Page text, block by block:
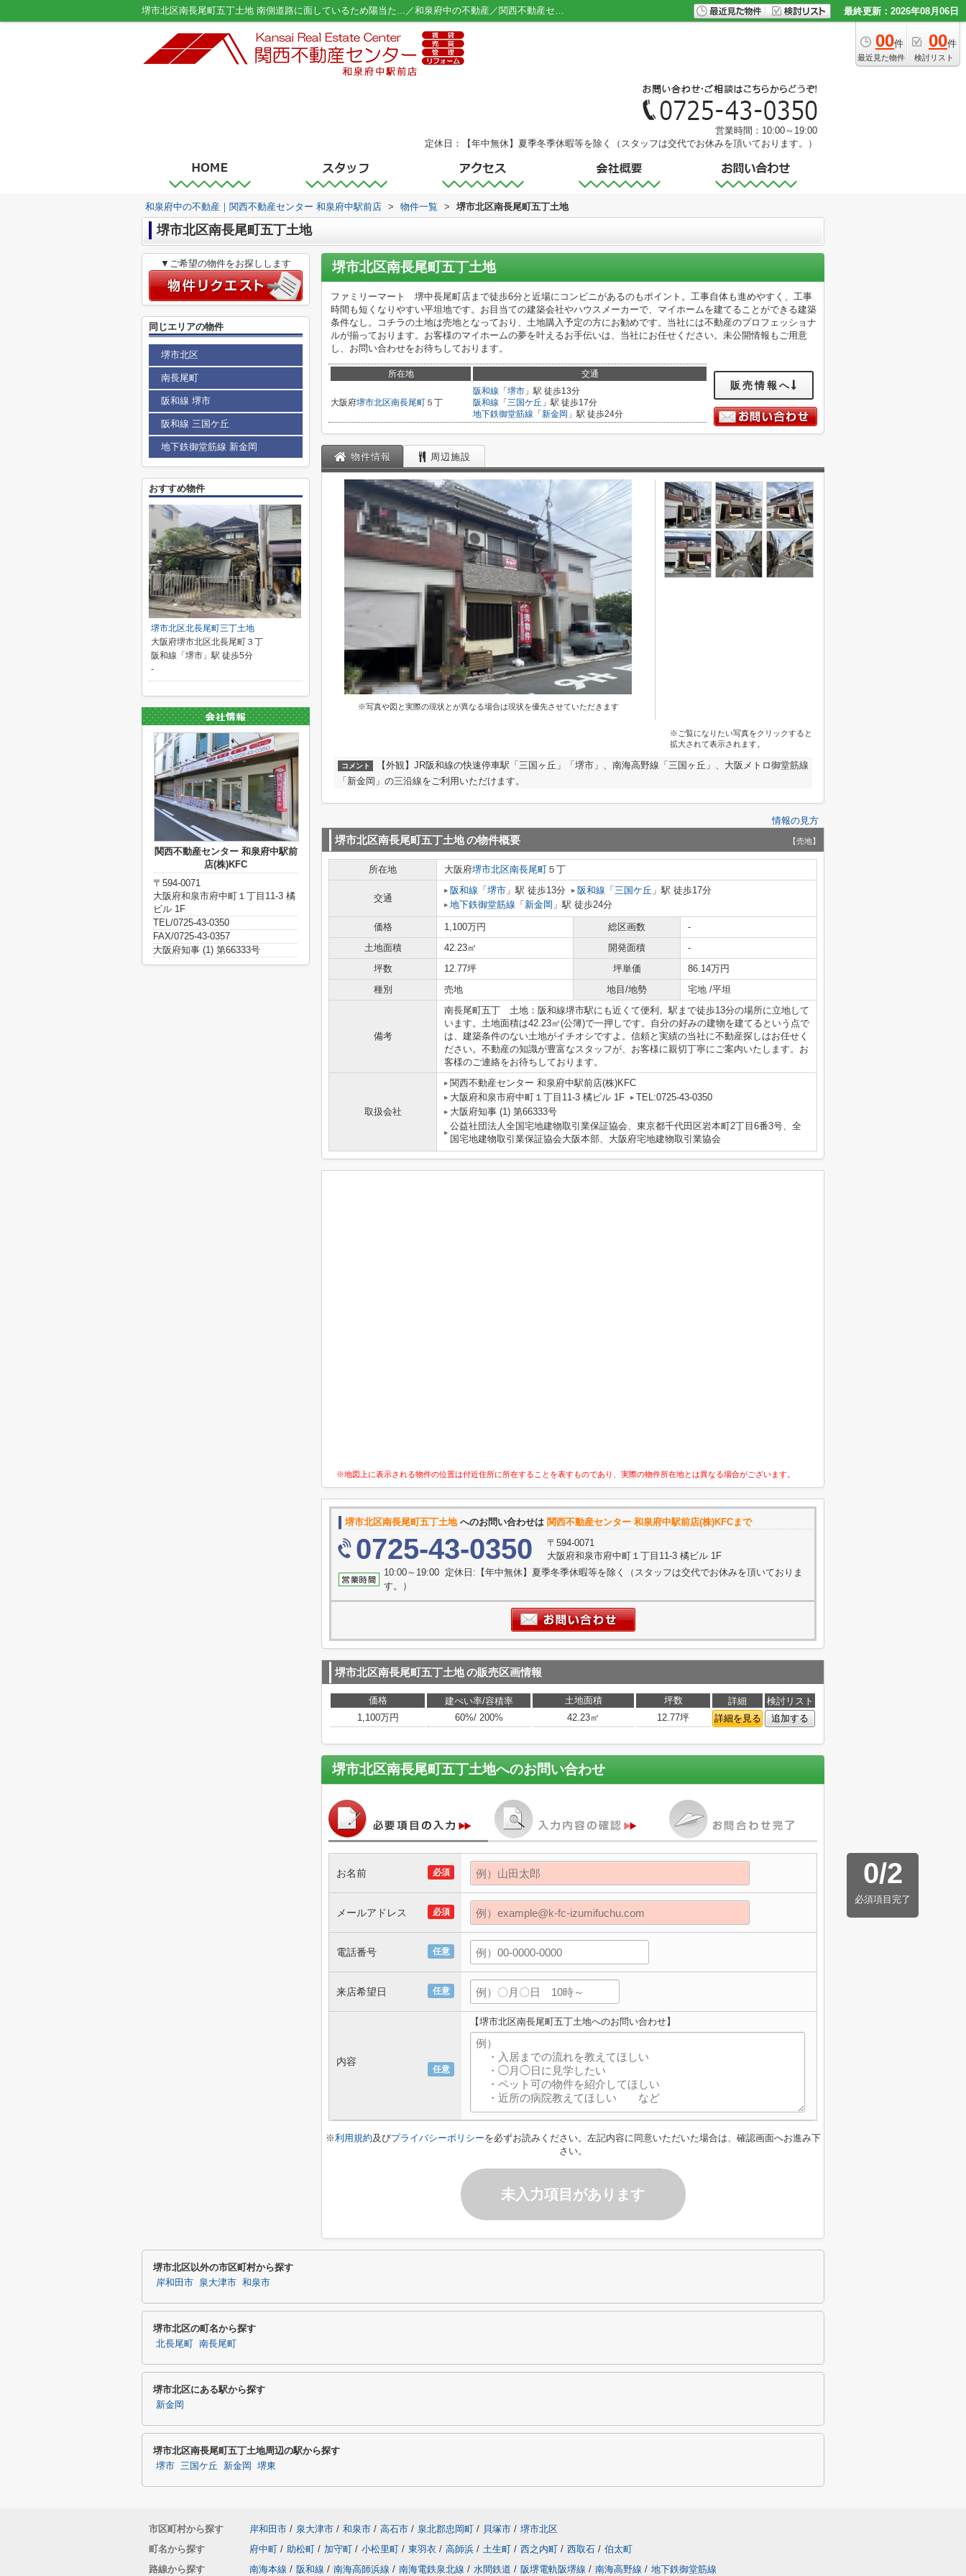
堺市北区南長尾町五丁土地 南側道路に面しているため陽当た...／和泉府中の不動産／関西不動産センター 和泉府中駅前店 最終更新：2026年08月06日
00件
最近見た物件
00件
検討リスト
営業時間：10:00～19:00
定休日：【年中無休】夏季冬季休暇等を除く（スタッフは交代でお休みを頂いております。）
和泉府中の不動産｜関西不動産センター 和泉府中駅前店 > 物件一覧 > 堺市北区南長尾町五丁土地
堺市北区南長尾町五丁土地
堺市北区南長尾町五丁土地
ファミリーマート 堺中長尾町店まで徒歩6分と近場にコンビニがあるのもポイント。工事自体も進めやすく、工事
時間も短くなりやすい平坦地です。お目当ての建築会社やハウスメーカーで、マイホームを建てることができる建築
条件なし。コチラの土地は売地となっており、土地購入予定の方にお勧めです。当社には不動産のプロフェッショナ
ルが揃っております。お客様のマイホームの夢を叶えるお手伝いは、当社にお任せください。未公開情報もご用意
し、お問い合わせをお待ちしております。
所在地 交通
大阪府堺市北区南長尾町 ５丁
阪和線 「 堺市 」駅 徒歩13分
阪和線 「 三国ケ丘 」駅 徒歩17分
地下鉄御堂筋線 「 新金岡 」駅 徒歩24分
販売情報へ
物件情報 周辺施設
※写真や図と実際の現状とが異なる場合は現状を優先させていただきます
※ご覧になりたい写真をクリックすると
拡大されて表示されます。
コメント
【外観】JR阪和線の快速停車駅「三国ヶ丘」「堺市」、南海高野線「三国ヶ丘」、大阪メトロ御堂筋線
「新金岡」の三沿線をご利用いただけます。
情報の見方
堺市北区南長尾町五丁土地の物件概要 【売地】
所在地 大阪府堺市北区南長尾町 ５丁
交通
阪和線 「 堺市 」駅 徒歩13分 阪和線 「 三国ケ丘 」駅 徒歩17分
地下鉄御堂筋線 「 新金岡 」駅 徒歩24分
価格 1,100万円 総区画数
-
土地面積
42.23㎡ 開発面積
-
坪数
12.77坪 坪単価
86.14万円
種別
売地 地目/地勢 宅地 /平坦
備考
南長尾町五丁 土地：阪和線堺市駅にも近くて便利。駅まで徒歩13分の場所に立地して
います。土地面積は42.23㎡(公簿)で一押しです。自分の好みの建物を建てるという点で
は、建築条件のない土地がイチオシですよ。信頼と実績の当社に不動産探しはお任せく
ださい。不動産の知識が豊富なスタッフが、お客様に親切丁寧にご案内いたします。お
客様のご連絡をお待ちしております。
取扱会社
関西不動産センター 和泉府中駅前店(株)KFC
大阪府和泉市府中町１丁目11-3 橘ビル 1F
TEL:0725-43-0350
大阪府知事 (1) 第66333号
公益社団法人全国宅地建物取引業保証協会、東京都千代田区岩本町2丁目6番3号、全
国宅地建物取引業保証協会大阪本部、大阪府宅地建物取引業協会
※地図上に表示される物件の位置は付近住所に所在することを表すものであり、実際の物件所在地とは異なる場合がございます。
堺市北区南長尾町五丁土地へのお問い合わせは 関西不動産センター 和泉府中駅前店(株)KFCまで
0725-43-0350
〒594-0071
大阪府和泉市府中町１丁目11-3 橘ビル 1F
10:00～19:00 定休日:【年中無休】夏季冬季休暇等を除く（スタッフは交代でお休みを頂いておりま
す。）
堺市北区南長尾町五丁土地の販売区画情報
価格 建ぺい率/容積率 土地面積 坪数 詳細
検討リスト
1,100万円
60%/ 200% 42.23㎡ 12.77坪 詳細を見る 追加する
堺市北区南長尾町五丁土地へのお問い合わせ
0/2
必須項目完了
必須
お名前
必須
メールアドレス
任意
電話番号
任意
来店希望日
任意
内容
【堺市北区南長尾町五丁土地へのお問い合わせ】
※利用規約及びプライバシーポリシーを必ずお読みください。左記内容に同意いただいた場合は、確認画面へお進み下
さい。
未入力項目があります
▼ご希望の物件をお探しします
同じエリアの物件
堺市北区
南長尾町
阪和線 堺市
阪和線 三国ケ丘
地下鉄御堂筋線 新金岡
おすすめ物件
堺市北区北長尾町三丁土地
大阪府堺市北区北長尾町３丁
阪和線「堺市」駅 徒歩5分
-
関西不動産センター 和泉府中駅前
店(株)KFC
〒594-0071
大阪府和泉市府中町１丁目11-3 橘
ビル 1F
TEL/0725-43-0350
FAX/0725-43-0357
大阪府知事 (1) 第66333号
堺市北区以外の市区町村から探す
岸和田市 泉大津市 和泉市
堺市北区の町名から探す
北長尾町 南長尾町
堺市北区にある駅から探す
新金岡
堺市北区南長尾町五丁土地周辺の駅から探す
堺市 三国ケ丘 新金岡 堺東
市区町村から探す 岸和田市 / 泉大津市 / 和泉市 / 高石市 / 泉北郡忠岡町 / 貝塚市 / 堺市北区
町名から探す
府中町 / 助松町 / 加守町 / 小松里町 / 東羽衣 / 高師浜 / 土生町 / 西之内町 / 西取石 / 伯太町
路線から探す
南海本線 / 阪和線 / 南海高師浜線 / 南海電鉄泉北線 / 水間鉄道 / 阪堺電軌阪堺線 / 南海高野線 / 地下鉄御堂筋線